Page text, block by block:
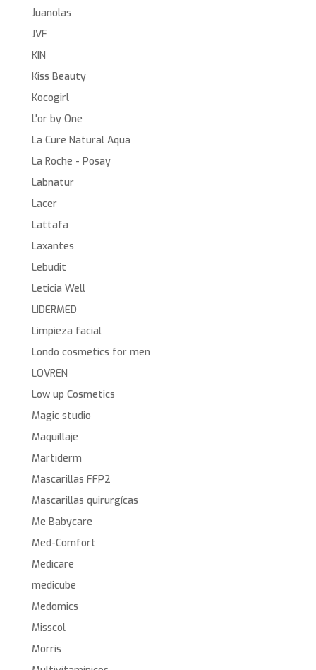
Juanolas
JVF
KIN
Kiss Beauty
Kocogirl
L'or by One
La Cure Natural Aqua
La Roche - Posay
Labnatur
Lacer
Lattafa
Laxantes
Lebudit
Leticia Well
LIDERMED
Limpieza facial
Londo cosmetics for men
LOVREN
Low up Cosmetics
Magic studio
Maquillaje
Martiderm
Mascarillas FFP2
Mascarillas quirurgícas
Me Babycare
Med-Comfort
Medicare
medicube
Medomics
Misscol
Morris